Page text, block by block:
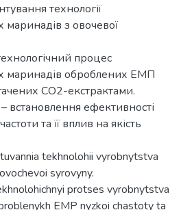
технології
з овочевої
процес
маринадів оброблених ЕМП
СО2-екстрактами.
встановлення ефективності
та її вплив на якість
tekhnolohii vyrobnytstva
syrovyny.
protses vyrobnytstva
EMP nyzkoi chastoty ta